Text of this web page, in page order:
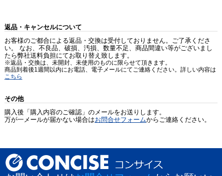
返品・キャンセルについて
お客様のご都合による返品・交換は受付しておりません。ご了承くださ
い。 なお、不良品、破損、汚損、数量不足、商品間違い等がございまし
たら弊社送料負担にてお取り替え致します。
※返品・交換は、未開封、未使用のものに限らせて頂きます。
商品到着後1週間以内にお電話、電子メールにてご連絡ください。詳しい内容は
こちら
その他
購入後「購入内容のご確認」のメールをお送りします。
万が一メールが届かない場合はお問合せフォームからご連絡ください。